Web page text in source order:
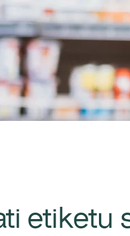
etiketu